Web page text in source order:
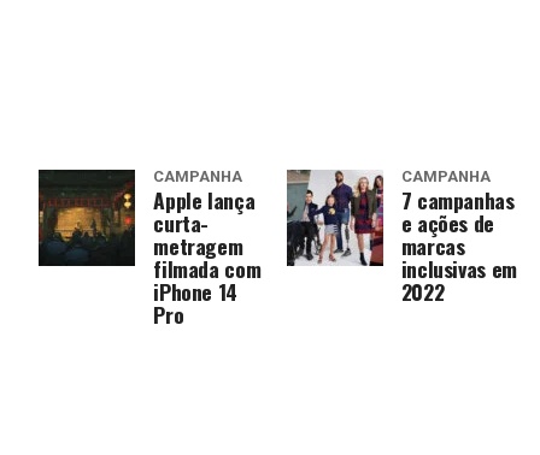
CAMPANHA
Apple lança
curta-
metragem
filmada com
iPhone 14
Pro
CAMPANHA
7 campanhas
e ações de
marcas
inclusivas em
2022